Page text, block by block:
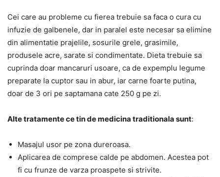
Cei care au probleme cu fierea trebuie sa faca o cura cu
infuzie de galbenele, dar in paralel este necesar sa elimine
din alimentatie prajelile, sosurile grele, grasimile,
produsele acre, sarate si condimentate. Dieta trebuie sa
cuprinda doar mancaruri usoare, ca de expemplu legume
preparate la cuptor sau in abur, iar carne foarte putina,
doar de 3 ori pe saptamana cate 250 g pe zi.
Alte tratamente ce tin de medicina traditionala sunt:
Masajul usor pe zona dureroasa.
Aplicarea de comprese calde pe abdomen. Acestea pot
fi cu frunze de varza proaspete si strivite.